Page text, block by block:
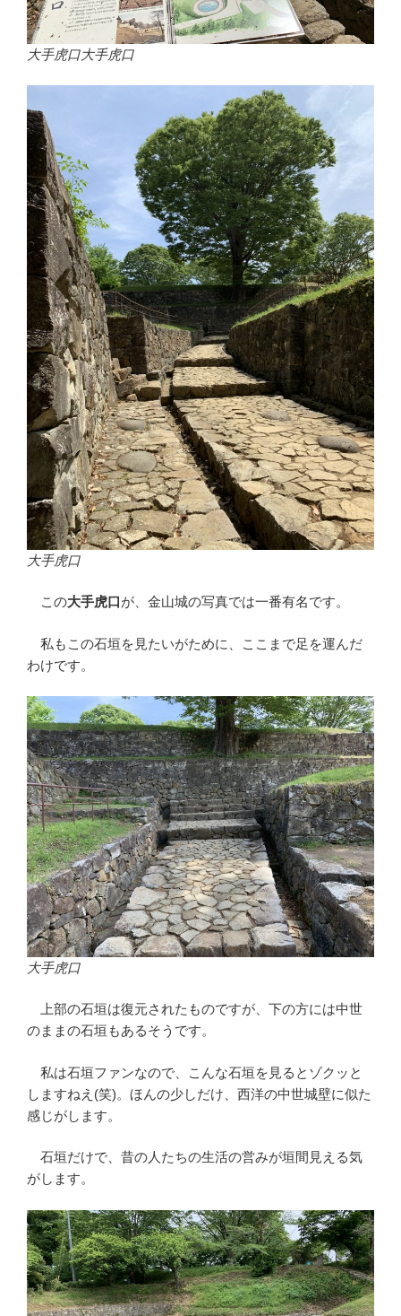
大手虎口大手虎口
大手虎口
この大手虎口が、金山城の写真では一番有名です。
私もこの石垣を見たいがために、ここまで足を運んだ
わけです。
大手虎口
上部の石垣は復元されたものですが、下の方には中世
のままの石垣もあるそうです。
私は石垣ファンなので、こんな石垣を見るとゾクッと
しますねえ(笑)。ほんの少しだけ、西洋の中世城壁に似た
感じがします。
石垣だけで、昔の人たちの生活の営みが垣間見える気
がします。